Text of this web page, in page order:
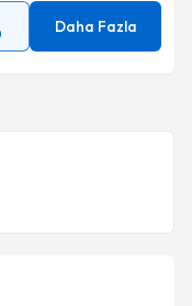
Daha Fazla